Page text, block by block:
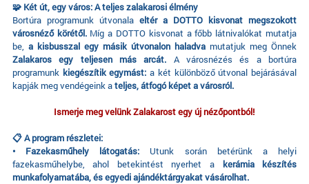
🧩 Két út, egy város: A teljes zalakarosi élmény
Bortúra programunk útvonala eltér a DOTTO kisvonat megszokott
városnéző körétől.Míg a DOTTO kisvonat a főbb látnivalókat mutatja
be, a kisbusszal egy másik útvonalon haladva mutatjuk meg Önnek
Zalakaros egy teljesen más arcát. A városnézés és a bortúra
programunk kiegészítik egymást: a két különböző útvonal bejárásával
kapják meg vendégeink ateljes, átfogó képet a városról.
Ismerje meg velünk Zalakarost egy új nézőpontból!
📋 A program részletei:
• Fazekasműhely látogatás: Utunk során betérünk a helyi
fazekasműhelybe, ahol betekintést nyerhet a kerámia készítés
munkafolyamatába, és egyedi ajándéktárgyakat vásárolhat.